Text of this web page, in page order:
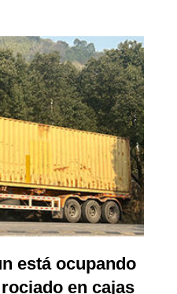
de rociado se
herramientas de pintura?
de rociado HVLP que
está ocupando
en cajas